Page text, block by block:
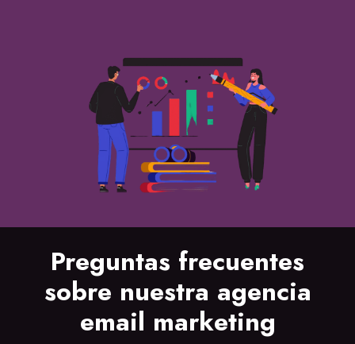
Preguntas frecuentes
sobre nuestra agencia
email marketing